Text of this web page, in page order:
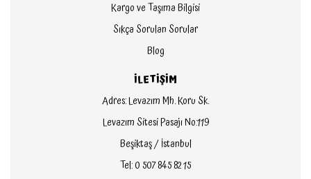
Kargo ve Taşıma Bilgisi
Sıkça Sorulan Sorular
Blog
İLETİŞİM
Adres: Levazım Mh. Koru Sk.
Levazım Sitesi Pasajı No:119
Beşiktaş / İstanbul
Tel: 0 507 845 82 15